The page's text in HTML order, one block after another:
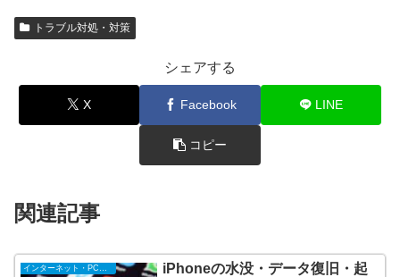
トラブル対処・対策
シェアする
X Facebook LINE
コピー
関連記事
iPhoneの水没・データ復旧・起